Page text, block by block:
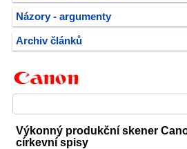
Názory - argumenty
Archiv článků
Výkonný produkční skener
církevní spisy